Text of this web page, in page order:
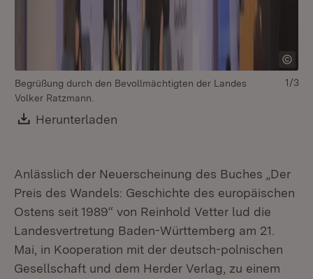
Begrüßung durch den Bevollmächtigten der Landes
Volker Ratzmann.
Download:
Herunterladen
1/3
Anlässlich der Neuerscheinung des Buches „Der
Preis des Wandels: Geschichte des europäischen
Ostens seit 1989“ von Reinhold Vetter lud die
Landesvertretung Baden-Württemberg am 21.
Mai, in Kooperation mit der deutsch-polnischen
Gesellschaft und dem Herder Verlag, zu einem